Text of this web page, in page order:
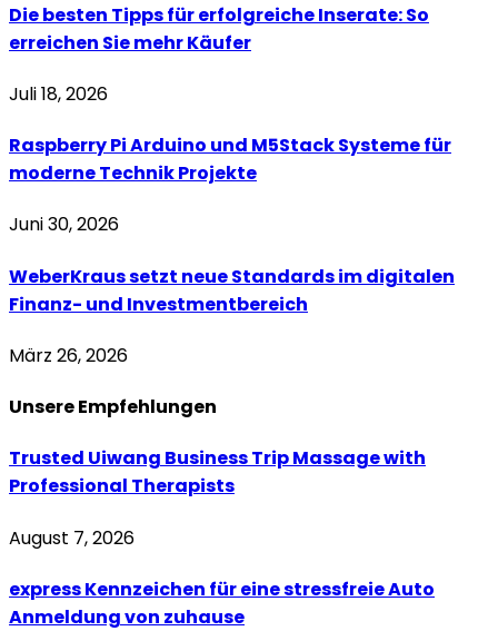
Die besten Tipps für erfolgreiche Inserate: So
erreichen Sie mehr Käufer
Juli 18, 2026
Raspberry Pi Arduino und M5Stack Systeme für
moderne Technik Projekte
Juni 30, 2026
WeberKraus setzt neue Standards im digitalen
Finanz- und Investmentbereich
März 26, 2026
UnsereEmpfehlungen
Trusted Uiwang Business Trip Massage with
Professional Therapists
August 7, 2026
express Kennzeichen für eine stressfreie Auto
Anmeldung von zuhause